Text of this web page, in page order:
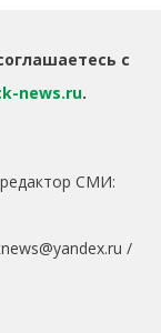
с
news.ru.
СМИ:
/